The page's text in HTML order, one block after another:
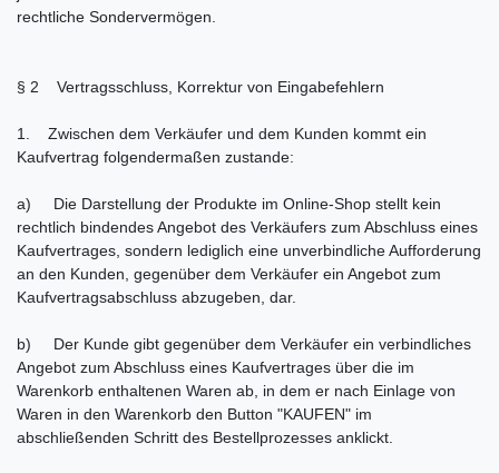
rechtliche Sondervermögen.
§ 2 Vertragsschluss, Korrektur von Eingabefehlern
1. Zwischen dem Verkäufer und dem Kunden kommt ein
Kaufvertrag folgendermaßen zustande:
a) Die Darstellung der Produkte im Online-Shop stellt kein
rechtlich bindendes Angebot des Verkäufers zum Abschluss eines
Kaufvertrages, sondern lediglich eine unverbindliche Aufforderung
an den Kunden, gegenüber dem Verkäufer ein Angebot zum
Kaufvertragsabschluss abzugeben, dar.
b) Der Kunde gibt gegenüber dem Verkäufer ein verbindliches
Angebot zum Abschluss eines Kaufvertrages über die im
Warenkorb enthaltenen Waren ab, in dem er nach Einlage von
Waren in den Warenkorb den Button "KAUFEN" im
abschließenden Schritt des Bestellprozesses anklickt.